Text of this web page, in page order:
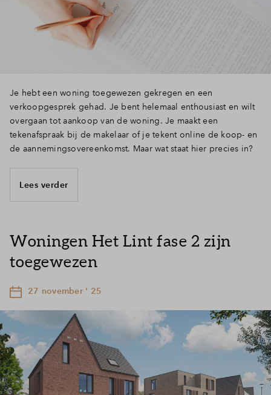
Je hebt een woning toegewezen gekregen en een
verkoopgesprek gehad. Je bent helemaal enthousiast en wilt
overgaan tot aankoop van de woning. Je maakt een
tekenafspraak bij de makelaar of je tekent online de koop- en
de aannemingsovereenkomst. Maar wat staat hier precies in?
Lees verder
Woningen Het Lint fase 2 zijn
toegewezen
27 november ' 25